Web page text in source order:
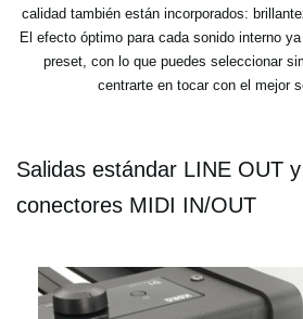
calidad también están incorporados:
El efecto óptimo para cada sonido interno
preset, con lo que puedes seleccionar
centrarte en tocar con el mejor
Salidas estándar LINE OUT
conectores MIDI IN/OUT